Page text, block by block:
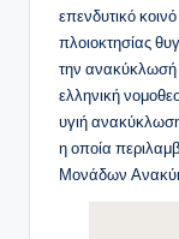
επενδυτικό
πλοιοκτησίας
την ανακύκλωσή
ελληνική
υγιή
η οποία
Μονάδων